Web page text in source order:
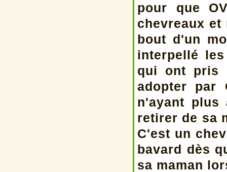
pour que
chevreaux et
bout d'un
interpellé
qui ont pris
adopter par
n'ayant
retirer de sa
C'est un
bavard dès
sa maman